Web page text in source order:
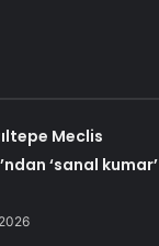
Meclis
‘sanal kumar’